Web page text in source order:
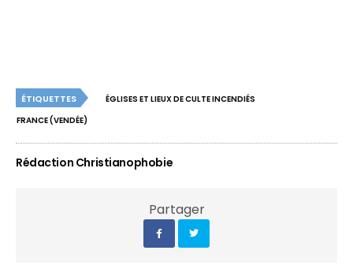
ÉTIQUETTES
ÉGLISES ET LIEUX DE CULTE INCENDIÉS
FRANCE (VENDÉE)
Rédaction Christianophobie
Partager